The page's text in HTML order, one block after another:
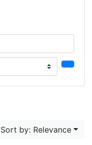
Sort by: Relevance